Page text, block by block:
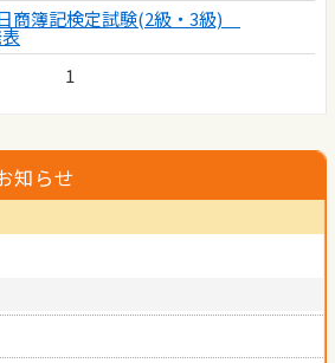
商簿記検定試験(2級・3級)
1
知らせ